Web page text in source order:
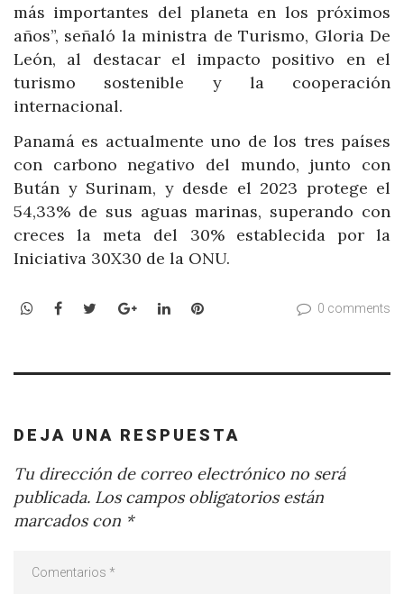
más importantes del planeta en los próximos
años”, señaló la ministra de Turismo, Gloria De
León, al destacar el impacto positivo en el
turismo sostenible y la cooperación
internacional.
Panamá es actualmente uno de los tres países
con carbono negativo del mundo, junto con
Bután y Surinam, y desde el 2023 protege el
54,33% de sus aguas marinas, superando con
creces la meta del 30% establecida por la
Iniciativa 30X30 de la ONU.
WhatsApp
Facebook
TwitterGoogle+LinkedInPinterest 0 comments
DEJA UNA RESPUESTA
Tu dirección de correo electrónico no será
publicada. Los campos obligatorios están
marcados con *